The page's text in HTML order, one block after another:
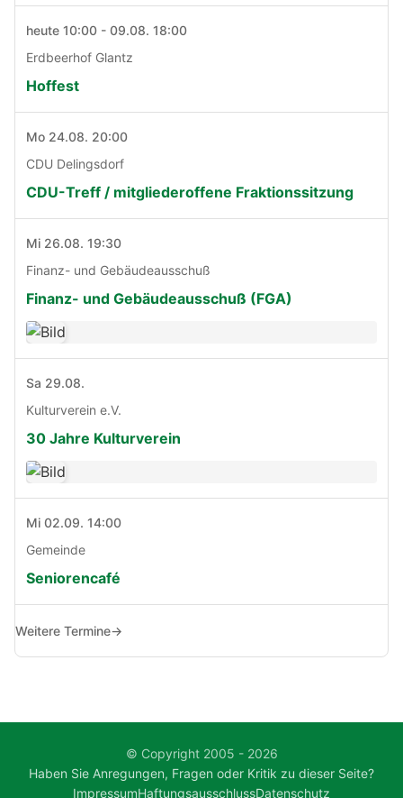
heute 10:00 - 09.08. 18:00
Erdbeerhof Glantz
Hoffest
Mo 24.08. 20:00
CDU Delingsdorf
CDU-Treff / mitgliederoffene Fraktionssitzung
Mi 26.08. 19:30
Finanz- und Gebäudeausschuß
Finanz- und Gebäudeausschuß (FGA)
Sa 29.08.
Kulturverein e.V.
30 Jahre Kulturverein
Mi 02.09. 14:00
Gemeinde
Seniorencafé
Weitere Termine→
© Copyright 2005 - 2026
Haben Sie Anregungen, Fragen oder Kritik zu dieser Seite?
ImpressumHaftungsausschlussDatenschutz